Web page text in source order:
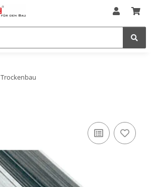
Trockenbau